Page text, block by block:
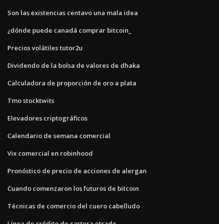
Son las existencias centavo una mala idea
¿dónde puede canadá comprar bitcoin_
Precios volátiles tutor2u
Dividendo de la bolsa de valores de dhaka
Calculadora de proporción de oro a plata
Tmo stocktwits
Elevadores criptográficos
Calendario de semana comercial
Vix comercial en robinhood
Pronóstico de precio de acciones de alergan
Cuando comenzaron los futuros de bitcoin
Técnicas de comercio del cuero cabelludo